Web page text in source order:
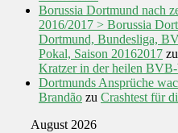
Borussia Dortmund nach
2016/2017 > Borussia
Dortmund, Bundesliga,
Pokal, Saison 20162017 zu
Kratzer in der heilen
Dortmunds Ansprüche
Brandão zu Crashtest für
August 2026